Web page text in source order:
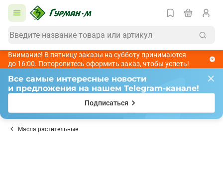
Внимание! В пятницу заказы на субботу принимаются
до 16:00. Поторопитесь оформить заказ, чтобы успеть!
Все самые интересные новости
и предложения на нашем Telegram-канале!
Подписаться
Масла растительные